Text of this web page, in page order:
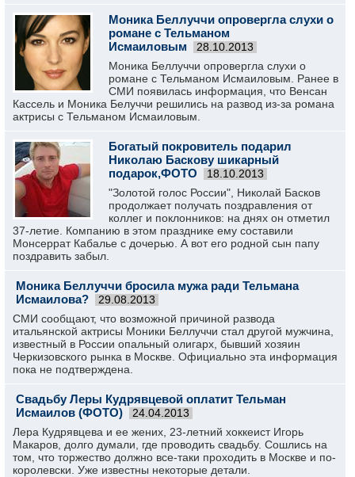
Моника Беллуччи опровергла слухи о
романе с Тельманом
Исмаиловым
28.10.2013
Моника Беллуччи опровергла слухи о
романе с Тельманом Исмаиловым. Ранее в
СМИ появилась информация, что Венсан
Кассель и Моника Белуччи решились на развод из-за романа
актрисы с Тельманом Исмаиловым.
Богатый покровитель подарил
Николаю Баскову шикарный
подарок,ФОТО
18.10.2013
"Золотой голос России", Николай Басков
продолжает получать поздравления от
коллег и поклонников: на днях он отметил
37-летие. Компанию в этом празднике ему составили
Монсеррат Кабалье с дочерью. А вот его родной сын папу
поздравить забыл.
Моника Беллуччи бросила мужа ради Тельмана
Исмаилова?
29.08.2013
СМИ сообщают, что возможной причиной развода
итальянской актрисы Моники Беллуччи стал другой мужчина,
известный в России опальный олигарх, бывший хозяин
Черкизовского рынка в Москве. Официально эта информация
пока не подтверждена.
Свадьбу Леры Кудрявцевой оплатит Тельман
Исмаилов (ФОТО)
24.04.2013
Лера Кудрявцева и ее жених, 23-летний хоккеист Игорь
Макаров, долго думали, где проводить свадьбу. Сошлись на
том, что торжество должно все-таки проходить в Москве и по-
королевски. Уже известны некоторые детали.